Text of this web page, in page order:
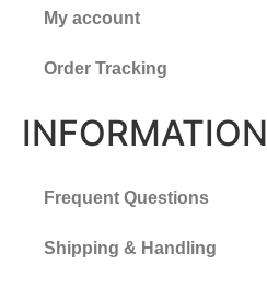
My account
Order Tracking
INFORMATION
Frequent Questions
Shipping & Handling